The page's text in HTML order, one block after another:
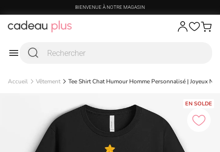
BIENVENUE À NOTRE MAGASIN
Accueil Vêtement Tee Shirt Chat Humour Homme Personnalisé | Joyeux
EN SOLDE